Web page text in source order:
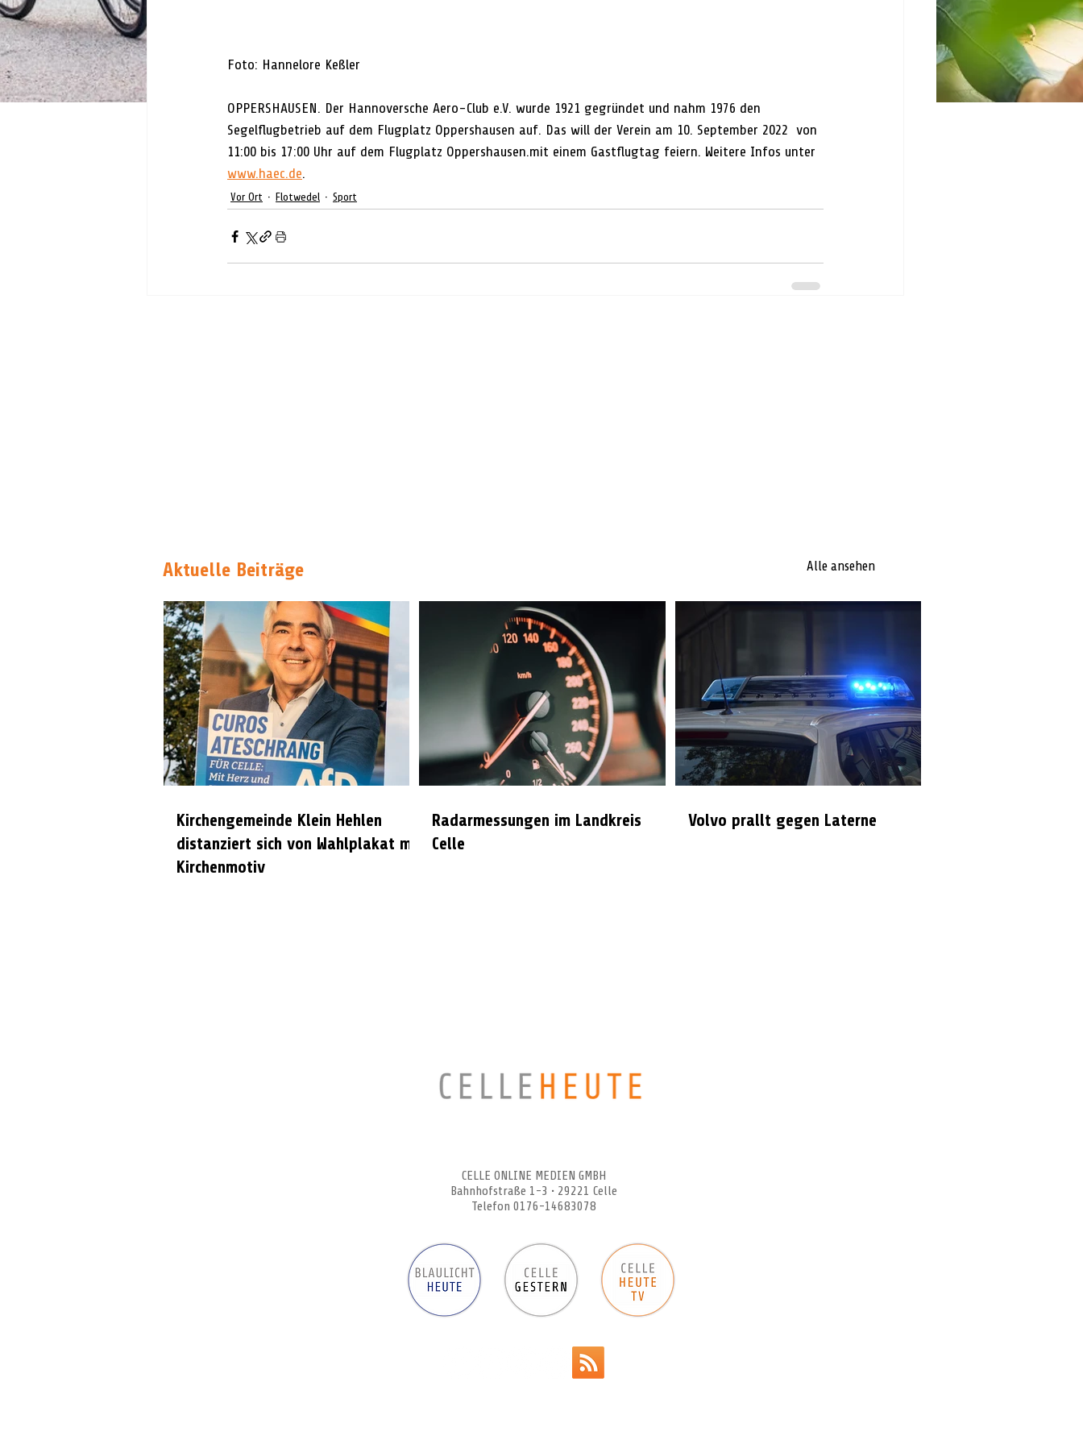
Foto: Hannelore Keßler
OPPERSHAUSEN. Der Hannoversche Aero-Club e.V. wurde 1921 gegründet und nahm 1976 den
Segelflugbetrieb auf dem Flugplatz Oppershausen auf. Das will der Verein am 10. September 2022  von
11:00 bis 17:00 Uhr auf dem Flugplatz Oppershausen.mit einem Gastflugtag feiern. Weitere Infos unter
www.haec.de.
Vor Ort Flotwedel Sport
Aktuelle Beiträge Alle ansehen
Kirchengemeinde Klein Hehlen
distanziert sich von Wahlplakat mit
Kirchenmotiv
Radarmessungen im Landkreis
Celle
Volvo prallt gegen Laterne
CELLE ONLINE MEDIEN GMBH
Bahnhofstraße 1-3 • 29221 Celle
Telefon 0176-14683078